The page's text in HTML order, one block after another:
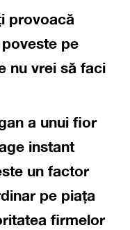
provoacă
pe
nu vrei să faci
a unui fior
instant
un factor
pe piața
firmelor